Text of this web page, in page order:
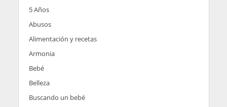
5 Años
Abusos
Alimentación y recetas
Armonia
Bebé
Belleza
Buscando un bebé